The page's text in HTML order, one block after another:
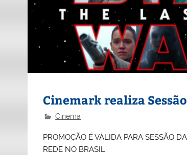
Cinemark realiza
Cinema
PROMOÇÃO É VÁLIDA PARA SESSÃO
REDE NO BRASIL